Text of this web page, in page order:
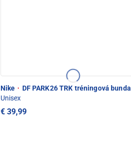
Nike · DF PARK26 TRK tréningová bunda
Unisex
€ 39,99